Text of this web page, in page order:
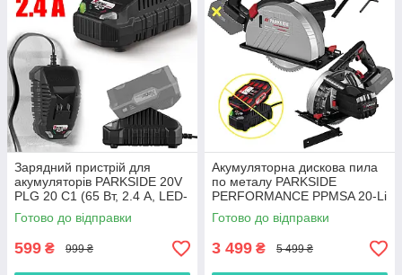
Зарядний пристрій для
акумуляторів PARKSIDE 20V
PLG 20 C1 (65 Вт, 2.4 А, LED-
індикатор, Німеччина)
Готово до відправки
599 ₴ 999 ₴
Акумуляторна дискова пила
по металу PARKSIDE
PERFORMANCE PPMSA 20-Li
A1 (62 мм, безщітковий
двигун, 20 В, Німеччина)
Готово до відправки
3 499 ₴ 5 499 ₴